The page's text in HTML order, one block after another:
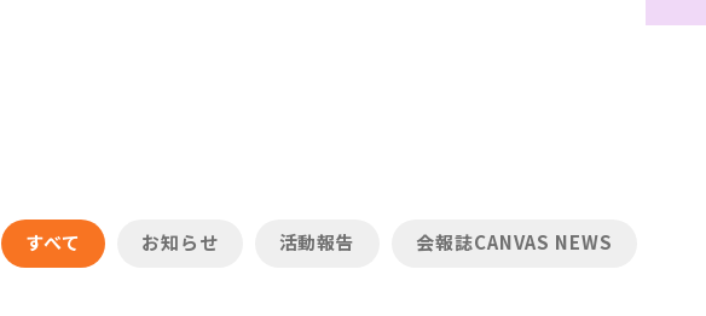
すべて お知らせ 活動報告 会報誌CANVAS NEWS